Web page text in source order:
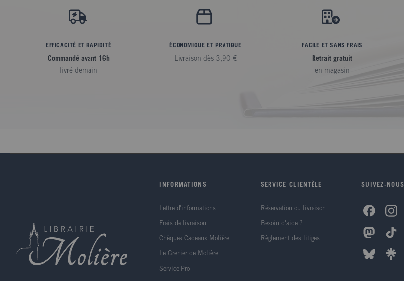
EFFICACITÉ ET RAPIDITÉ
Commandé avant 16h
livré demain
ÉCONOMIQUE ET PRATIQUE
Livraison dès 3,90 €
FACILE ET SANS FRAIS
Retrait gratuit
en magasin
INFORMATIONS
Lettre d'informations
Frais de livraison
Chèques Cadeaux Molière
Le Grenier de Molière
Service Pro
SERVICE CLIENTÈLE
Réservation ou livraison
Besoin d'aide ?
Règlement des litiges
SUIVEZ-NOUS